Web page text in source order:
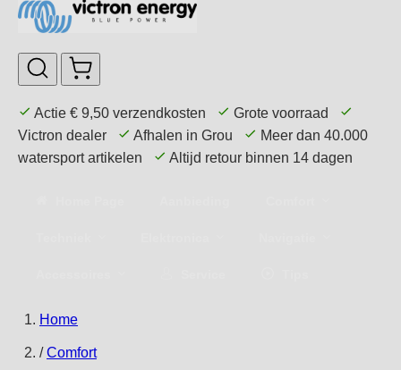
Actie € 9,50 verzendkosten
Grote voorraad
Victron dealer
Afhalen in Grou
Meer dan 40.000
watersport artikelen
Altijd retour binnen 14 dagen
Home
/ Comfort